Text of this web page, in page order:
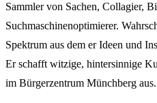
Sammler von Sachen, Collagier,
Suchmaschinenoptimierer.
Spektrum aus dem er Ideen und
Er schafft witzige, hintersinnige
im Bürgerzentrum Münchberg aus.